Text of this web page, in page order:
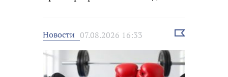
Новости 07.08.2026 16:33
Выбрать